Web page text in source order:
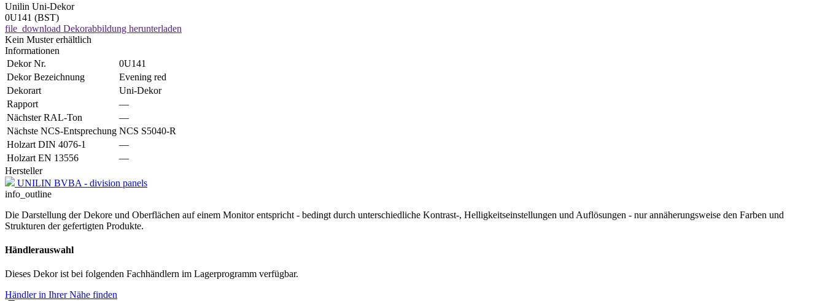
Unilin Uni-Dekor
0U141 (BST)
file_download Dekorabbildung herunterladen
Kein Muster erhältlich
Informationen
Dekor Nr.
0U141
Dekor Bezeichnung
Evening red
Dekorart
Uni-Dekor
Rapport
—
Nächster RAL-Ton
—
Nächste NCS-Entsprechung NCS S5040-R
Holzart DIN 4076-1
—
Holzart EN 13556
—
Hersteller
UNILIN BVBA - division panels
info_outline
Die Darstellung der Dekore und Oberflächen auf einem Monitor entspricht - bedingt durch unterschiedliche Kontrast-, Helligkeitseinstellungen und Auflösungen - nur annäherungsweise den Farben und
Strukturen der gefertigten Produkte.
Händlerauswahl
Dieses Dekor ist bei folgenden Fachhändlern im Lagerprogramm verfügbar.
Händler in Ihrer Nähe finden